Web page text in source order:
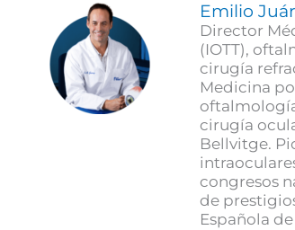
Emilio
Director
(IOTT),
cirugía
Medicina
cirugía
Bellvitge.
congresos
de
Española